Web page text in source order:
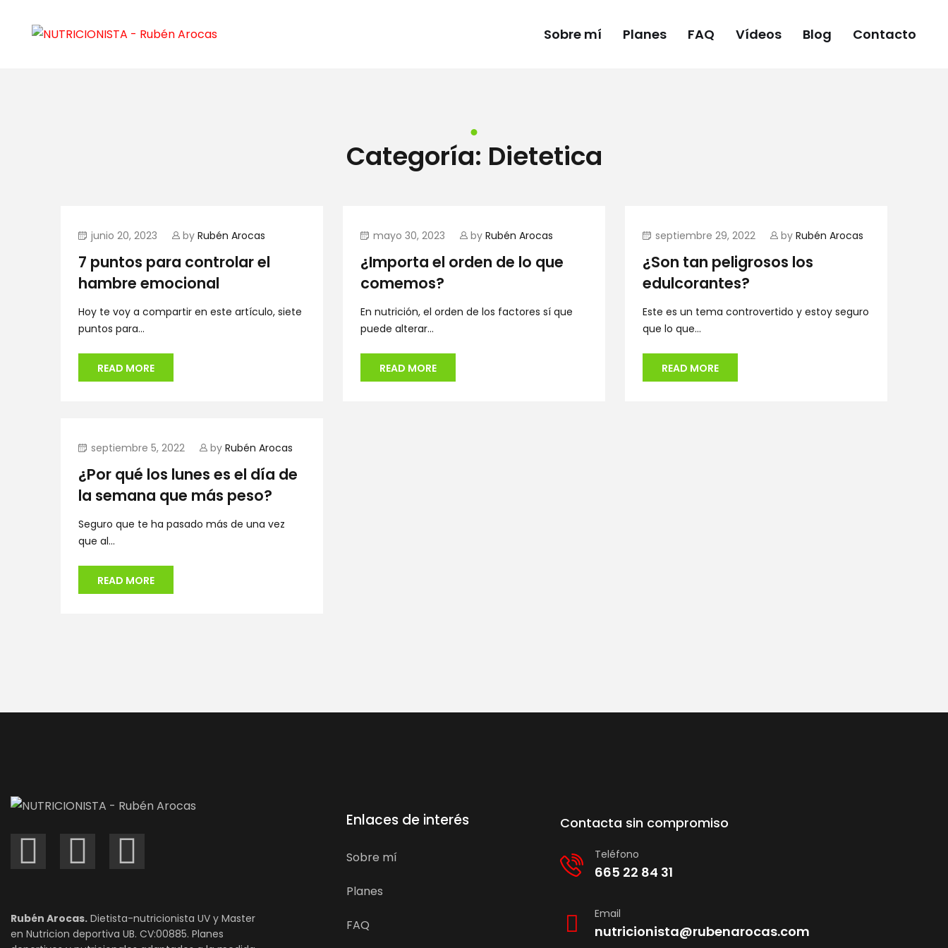
Sobre mí Planes FAQ Vídeos Blog Contacto
Categoría: Dietetica
junio 20, 2023 by Rubén Arocas
7 puntos para controlar el
hambre emocional
Hoy te voy a compartir en este artículo, siete
puntos para...
READ MORE
mayo 30, 2023 by Rubén Arocas
¿Importa el orden de lo que
comemos?
En nutrición, el orden de los factores sí que
puede alterar...
READ MORE
septiembre 29, 2022 by Rubén Arocas
¿Son tan peligrosos los
edulcorantes?
Este es un tema controvertido y estoy seguro
que lo que...
READ MORE
septiembre 5, 2022 by Rubén Arocas
¿Por qué los lunes es el día de
la semana que más peso?
Seguro que te ha pasado más de una vez
que al...
READ MORE
Rubén Arocas. Dietista-nutricionista UV y Master
en Nutricion deportiva UB. CV:00885. Planes
Enlaces de interés
Sobre mí
Planes
FAQ
Contacta sin compromiso
Teléfono
665 22 84 31
Email
nutricionista@rubenarocas.com